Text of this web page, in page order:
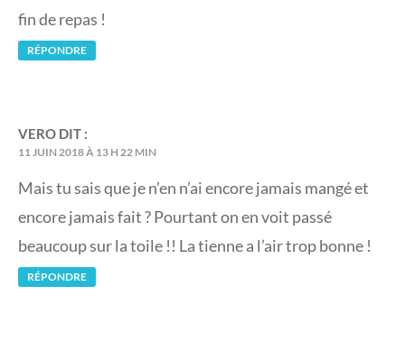
fin de repas !
RÉPONDRE
VERO DIT :
11 JUIN 2018 À 13 H 22 MIN
Mais tu sais que je n’en n’ai encore jamais mangé et
encore jamais fait ? Pourtant on en voit passé
beaucoup sur la toile !! La tienne a l’air trop bonne !
RÉPONDRE